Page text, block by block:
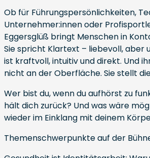
Ob für Führungspersönlichkeiten,
Unternehmer:innen oder
Eggersglüß bringt Menschen in
Sie spricht Klartext – liebevoll, aber
ist kraftvoll, intuitiv und direkt. Und
nicht an der Oberfläche. Sie stellt
Wer bist du, wenn du aufhörst zu
hält dich zurück? Und was wäre
wieder im Einklang mit deinem
Themenschwerpunkte auf der